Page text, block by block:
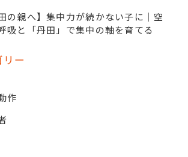
田の親へ】集中力が続かない子に｜空
吸と「丹田」で集中の軸を育てる
ー
作